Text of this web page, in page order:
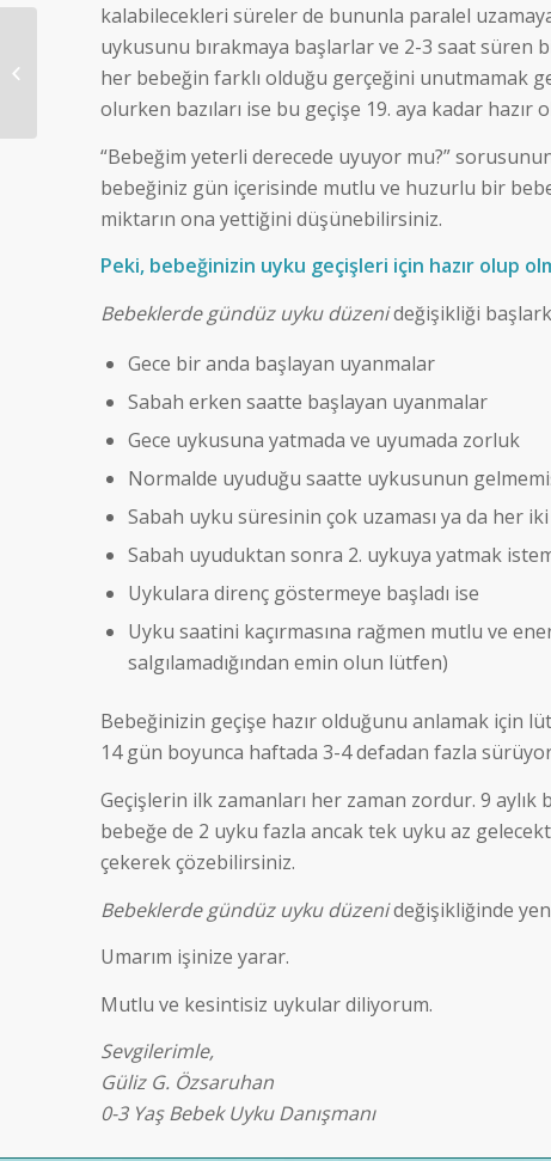
kalabilecekleri süreler de bununla paralel
uykusunu bırakmaya başlarlar ve 2-3 saat süren
her bebeğin farklı olduğu gerçeğini unutmamak
olurken bazıları ise bu geçişe 19. aya kadar hazır
“Bebeğim yeterli derecede uyuyor mu?”
bebeğiniz gün içerisinde mutlu ve huzurlu bir
miktarın ona yettiğini düşünebilirsiniz.
Peki, bebeğinizin uyku geçişleri için hazır olup
Bebeklerde gündüz uyku düzenideğişikliği
Gece bir anda başlayan uyanmalar
Sabah erken saatte başlayan uyanmalar
Gece uykusuna yatmada ve uyumada zorluk
Normalde uyuduğu saatte uykusunun
Sabah uyku süresinin çok uzaması ya da her
Sabah uyuduktan sonra 2. uykuya yatmak
Uykulara direnç göstermeye başladı ise
Uyku saatini kaçırmasına rağmen mutlu ve
salgılamadığından emin olun lütfen)
Bebeğinizin geçişe hazır olduğunu anlamak için
14 gün boyunca haftada 3-4 defadan fazla
Geçişlerin ilk zamanları her zaman zordur. 9
bebeğe de 2 uyku fazla ancak tek uyku az
çekerek çözebilirsiniz.
Bebeklerde gündüz uyku düzenideğişikliğinde
Umarım işinize yarar.
Mutlu ve kesintisiz uykular diliyorum.
Sevgilerimle,
Güliz G. Özsaruhan
0-3 Yaş Bebek Uyku Danışmanı
Bebekler için Gündüz
Uyku Çizelgesi:
Bebeğim gündüz ne
kadar uyumalı...